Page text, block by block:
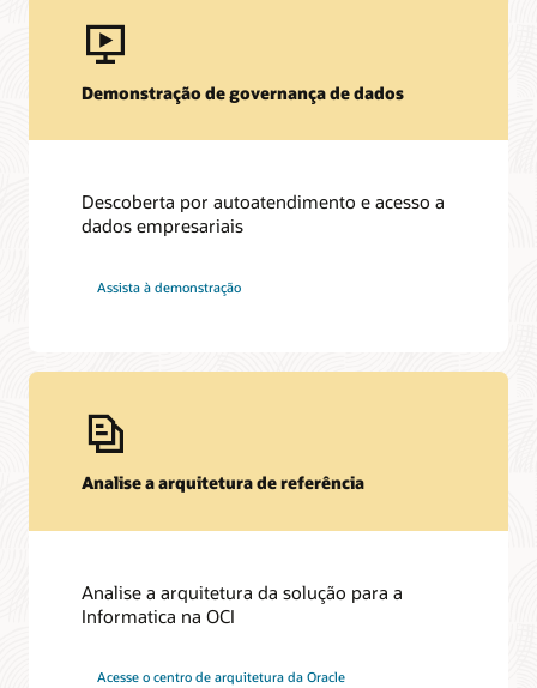
Demonstração de governança de dados
Descoberta por autoatendimento e acesso a
dados empresariais
Assista à demonstração
Analise a arquitetura de referência
Analise a arquitetura da solução para a
Informatica na OCI
Acesse o centro de arquitetura da Oracle